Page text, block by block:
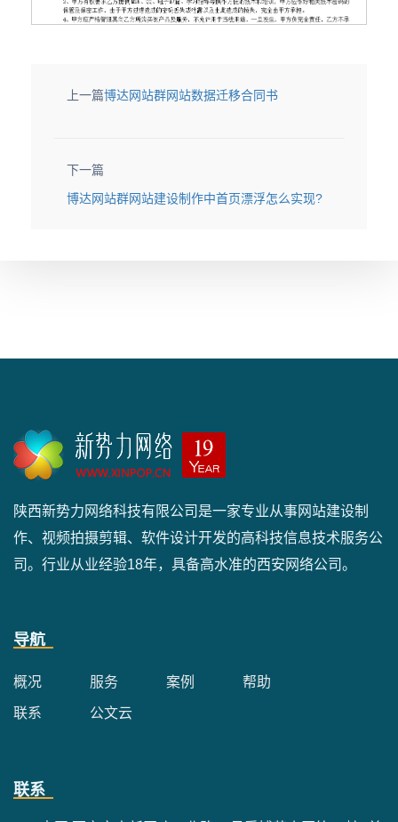
上一篇博达网站群网站数据迁移合同书
下一篇
博达网站群网站建设制作中首页漂浮怎么实现?
陕西新势力网络科技有限公司是一家专业从事网站建设制
作、视频拍摄剪辑、软件设计开发的高科技信息技术服务公
司。行业从业经验18年，具备高水准的西安网络公司。
导航
概况 服务 案例 帮助
联系 公文云
联系